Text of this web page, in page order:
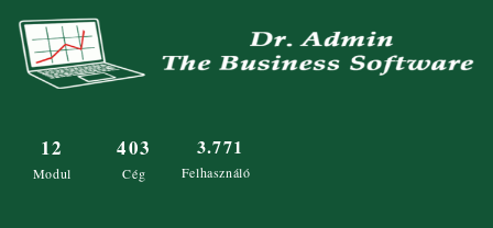
content
Modul
12
Cég
403
Felhasználó
3.771